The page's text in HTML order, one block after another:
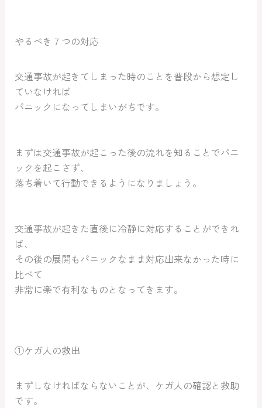
やるべき７つの対応
交通事故が起きてしまった時のことを普段から想定し
ていなければ
パニックになってしまいがちです。
まずは交通事故が起こった後の流れを知ることでパニ
ックを起こさず、
落ち着いて行動できるようになりましょう。
交通事故が起きた直後に冷静に対応することができれ
ば、
その後の展開もパニックなまま対応出来なかった時に
比べて
非常に楽で有利なものとなってきます。
①ケガ人の救出
まずしなければならないことが、ケガ人の確認と救助
です。